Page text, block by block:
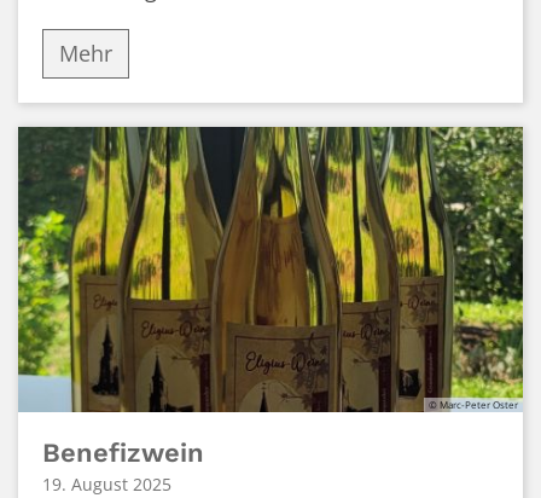
Mehr
© Marc-Peter Oster
Benefizwein
19. August 2025